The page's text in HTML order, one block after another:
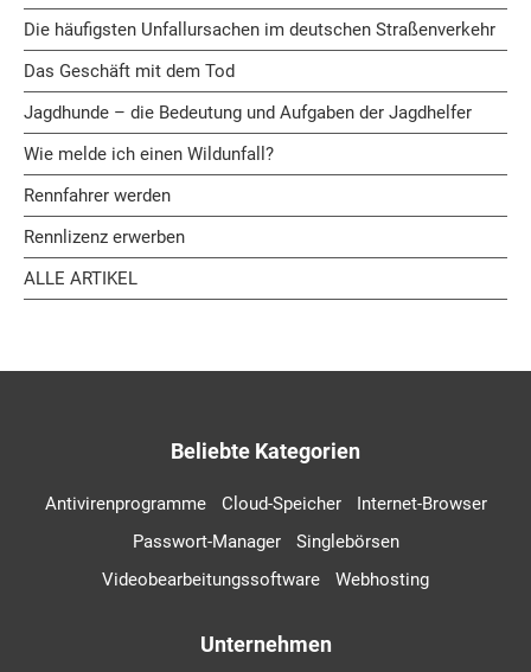
Die häufigsten Unfallursachen im deutschen Straßenverkehr
Das Geschäft mit dem Tod
Jagdhunde – die Bedeutung und Aufgaben der Jagdhelfer
Wie melde ich einen Wildunfall?
Rennfahrer werden
Rennlizenz erwerben
ALLE ARTIKEL
Beliebte Kategorien
Antivirenprogramme Cloud-Speicher
Internet-Browser
Passwort-Manager
Singlebörsen
Videobearbeitungssoftware
Webhosting
Unternehmen